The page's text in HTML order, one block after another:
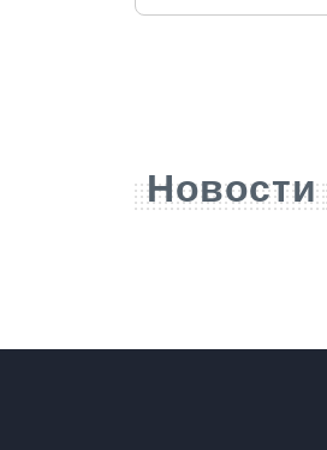
Новости